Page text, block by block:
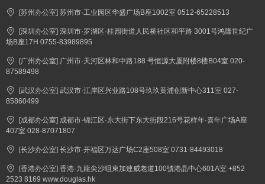
[苏州办公室] 苏州市·工业园区华盛广场B座1002室 0512-65228513
[深圳办公室] 深圳市·罗湖区·桂园街道人民桥社区和平路 3001号鸿隆世纪广
场B座17H 0755-83989895
[广州办公室] 广州市·天河区林和中路188 号恒源大厦附楼8楼B04室 020-
87589498
[武汉办公室] 武汉市·江岸区兴业路108号玖玖黄浦创新中心311室 027-
85860499
[成都办公室] 成都市·锦江区·东大街下东大街段216号花样年·喜年广场A座
407室 028-87071807
[长沙办公室] 长沙市·开福区万达广场C2座508室 0731-84493018
[香港办公室] 香港·九龍尖沙咀東加連威老道100號港晶中心601A室 +852
2523 8169 www.douglas.hk